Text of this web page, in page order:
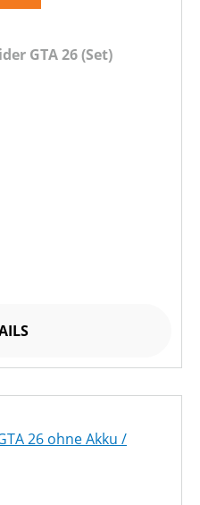
GTA 26 (Set)